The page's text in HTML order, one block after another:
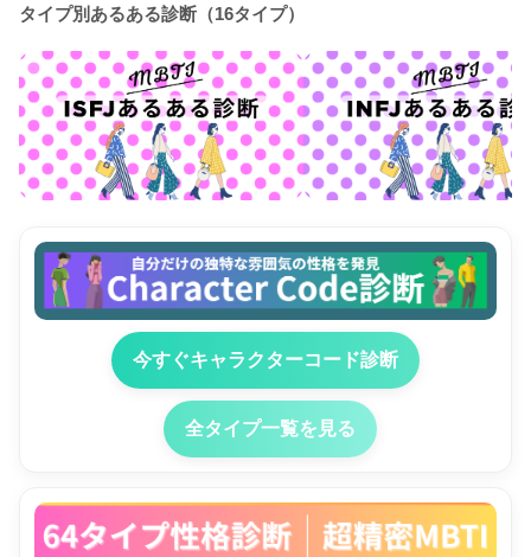
タイプ別あるある診断（16タイプ）
今すぐキャラクターコード診断
全タイプ一覧を見る